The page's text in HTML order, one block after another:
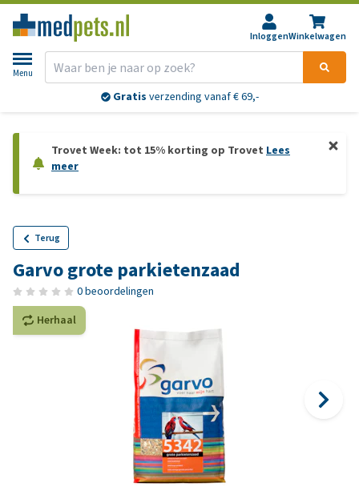
InloggenWinkelwagen
Menu
Gratis verzending vanaf € 69,-
Trovet Week: tot 15% korting op Trovet Lees
meer
Terug
Garvo grote parkietenzaad
0 beoordelingen
Herhaal